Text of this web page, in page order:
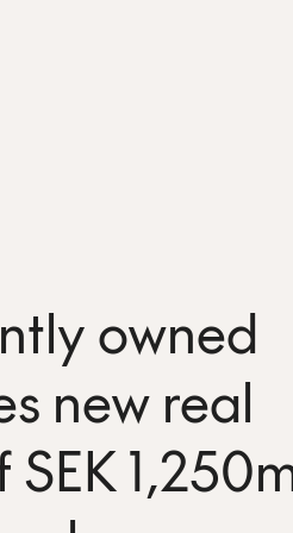
owned
new real